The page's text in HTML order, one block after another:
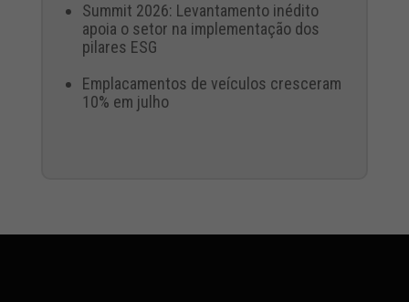
Summit 2026: Levantamento inédito
apoia o setor na implementação dos
pilares ESG
Emplacamentos de veículos cresceram
10% em julho